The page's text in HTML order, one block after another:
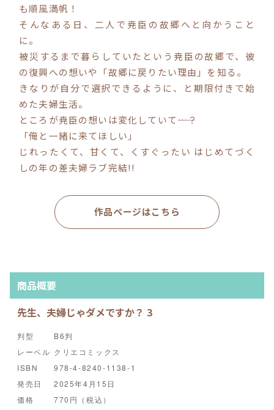
も順風満帆！
そんなある日、二人で尭臣の故郷へと向かうこと
に。
被災するまで暮らしていたという尭臣の故郷で、彼
の復興への想いや「故郷に戻りたい理由」を知る。
きなりが自分で選択できるように、と期限付きで始
めた夫婦生活。
ところが尭臣の想いは変化していて――…？
「俺と一緒に来てほしい」
じれったくて、甘くて、くすぐったい はじめてづく
しの年の差夫婦ラブ完結!!
作品ページはこちら
商品概要
先生、夫婦じゃダメですか？ 3
判型
B6判
レーベル クリエコミックス
ISBN
978-4-8240-1138-1
発売日
2025年4月15日
価格
770円（税込）